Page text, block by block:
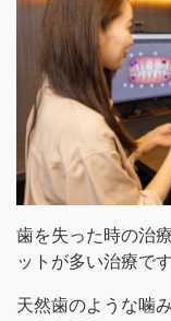
歯を失った時の治
ットが多い治療です
天然歯のような噛